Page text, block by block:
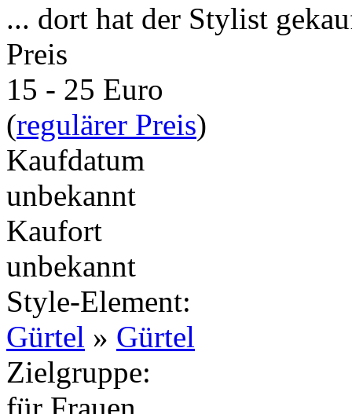
... dort hat der Stylist
Preis
15 - 25 Euro
(regulärer Preis)
Kaufdatum
unbekannt
Kaufort
unbekannt
Style-Element:
Gürtel » Gürtel
Zielgruppe:
für Frauen